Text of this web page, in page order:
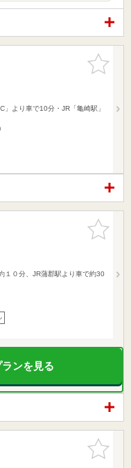
お気に入
りに追加
」より車で10分・JR「亀崎駅」
お気に入
りに追加
１０分、JR蒲郡駅より車で約30
ンを見る
お気に入
りに追加